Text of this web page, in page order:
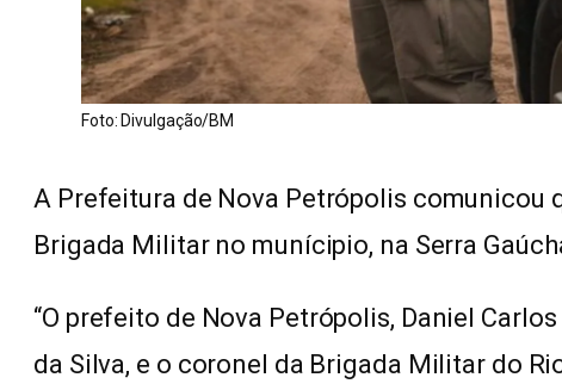
Foto: Divulgação/BM
A Prefeitura de Nova Petrópolis comunicou
Brigada Militar no munícipio, na Serra
“O prefeito de Nova Petrópolis, Daniel
da Silva, e o coronel da Brigada Militar do